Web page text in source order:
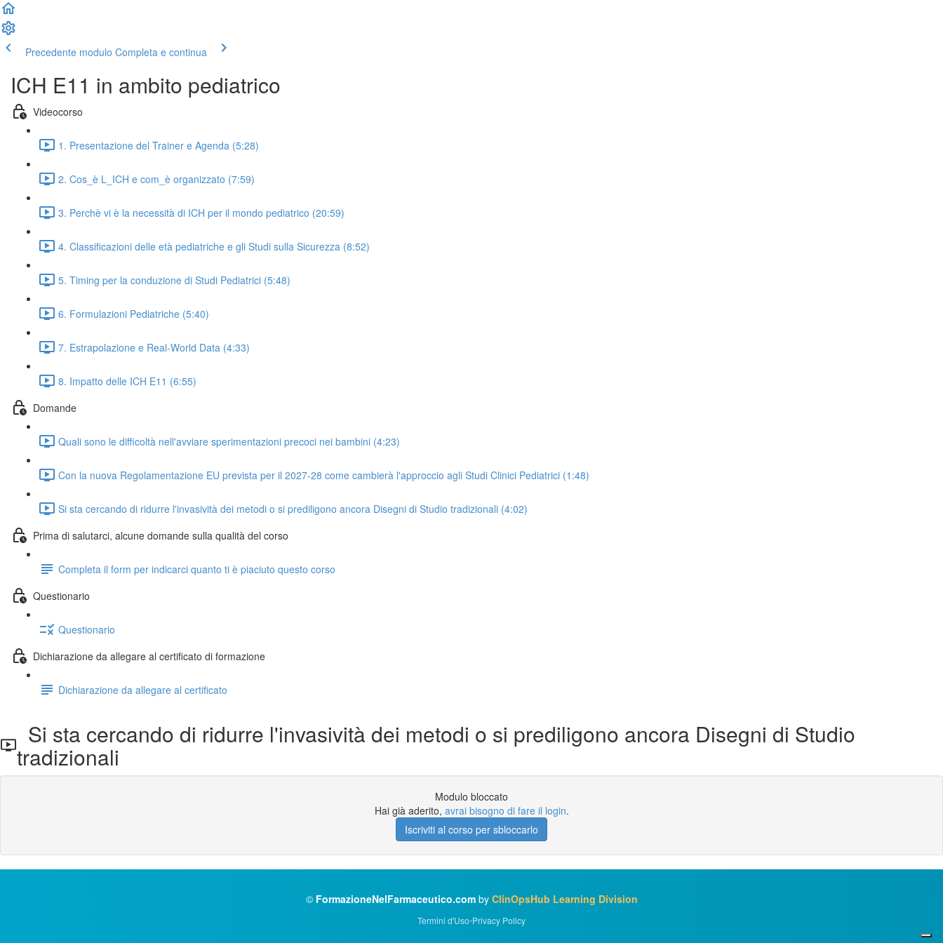
Precedente modulo Completa e continua
ICH E11 in ambito pediatrico
Videocorso
1. Presentazione del Trainer e Agenda (5:28)
2. Cos_è L_ICH e com_è organizzato (7:59)
3. Perchè vi è la necessità di ICH per il mondo pediatrico (20:59)
4. Classificazioni delle età pediatriche e gli Studi sulla Sicurezza (8:52)
5. Timing per la conduzione di Studi Pediatrici (5:48)
6. Formulazioni Pediatriche (5:40)
7. Estrapolazione e Real-World Data (4:33)
8. Impatto delle ICH E11 (6:55)
Domande
Quali sono le difficoltà nell'avviare sperimentazioni precoci nei bambini (4:23)
Con la nuova Regolamentazione EU prevista per il 2027-28 come cambierà l'approccio agli Studi Clinici Pediatrici (1:48)
Si sta cercando di ridurre l'invasività dei metodi o si prediligono ancora Disegni di Studio tradizionali (4:02)
Prima di salutarci, alcune domande sulla qualità del corso
Completa il form per indicarci quanto ti è piaciuto questo corso
Questionario
Questionario
Dichiarazione da allegare al certificato di formazione
Dichiarazione da allegare al certificato
Si sta cercando di ridurre l'invasività dei metodi o si prediligono ancora Disegni di Studio
tradizionali
Modulo bloccato
Hai già aderito, avrai bisogno di fare il login.
Iscriviti al corso per sbloccarlo
© FormazioneNelFarmaceutico.comby ClinOpsHub Learning Division
Termini d'Uso•Privacy Policy